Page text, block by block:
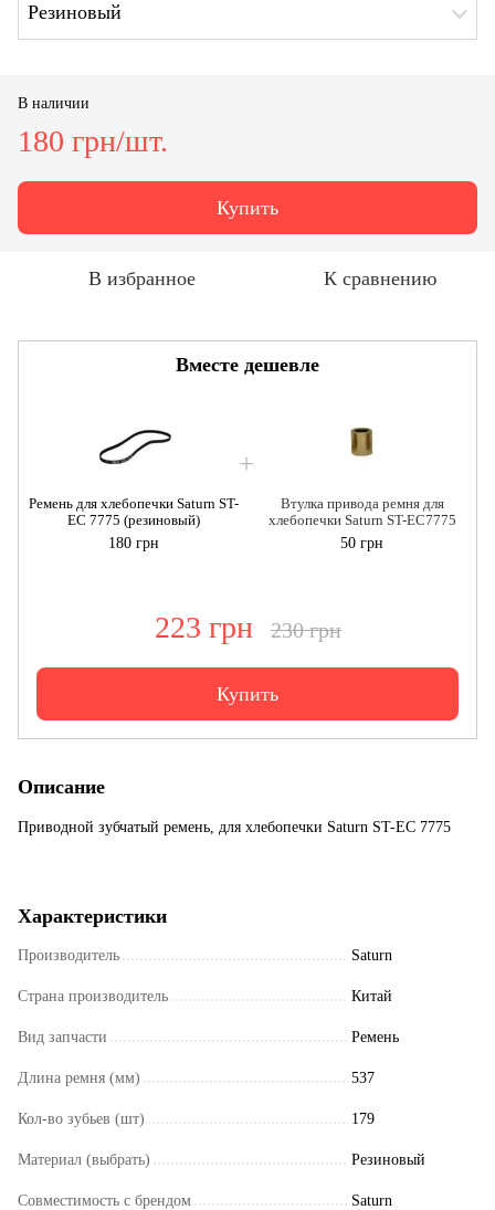
Резиновый
В наличии
180 грн/шт.
Купить
В избранное К сравнению
Вместе дешевле
Ремень для хлебопечки Saturn ST-
EC 7775 (резиновый)
180 грн
Втулка привода ремня для
хлебопечки Saturn ST-EC7775
50 грн
223 грн 230 грн
Купить
Описание
Приводной зубчатый ремень, для хлебопечки Saturn ST-EC 7775
Характеристики
Производитель Saturn
Страна производитель Китай
Вид запчасти Ремень
Длина ремня (мм) 537
Кол-во зубьев (шт) 179
Материал (выбрать) Резиновый
Совместимость с брендом Saturn